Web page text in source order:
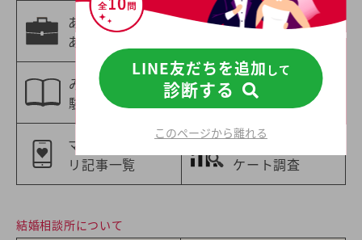
あなたの職業に
あった婚活情報
年収別の婚活情
みんなの婚活体
験談
特集一覧
マッチングアプ
リ記事一覧
婚活意識のアン
ケート調査
結婚相談所について
LINE友だちを追加 して
診断する
このページから離れる